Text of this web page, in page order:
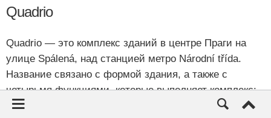
Quadrio
Quadrio — это комплекс зданий в центре Праги на
улице Spálená, над станцией метро Národní třída.
Название связано с формой здания, а также с
четырьмя функциями, которые выполняет комплекс:
торговля, работа, жилье и отдых.